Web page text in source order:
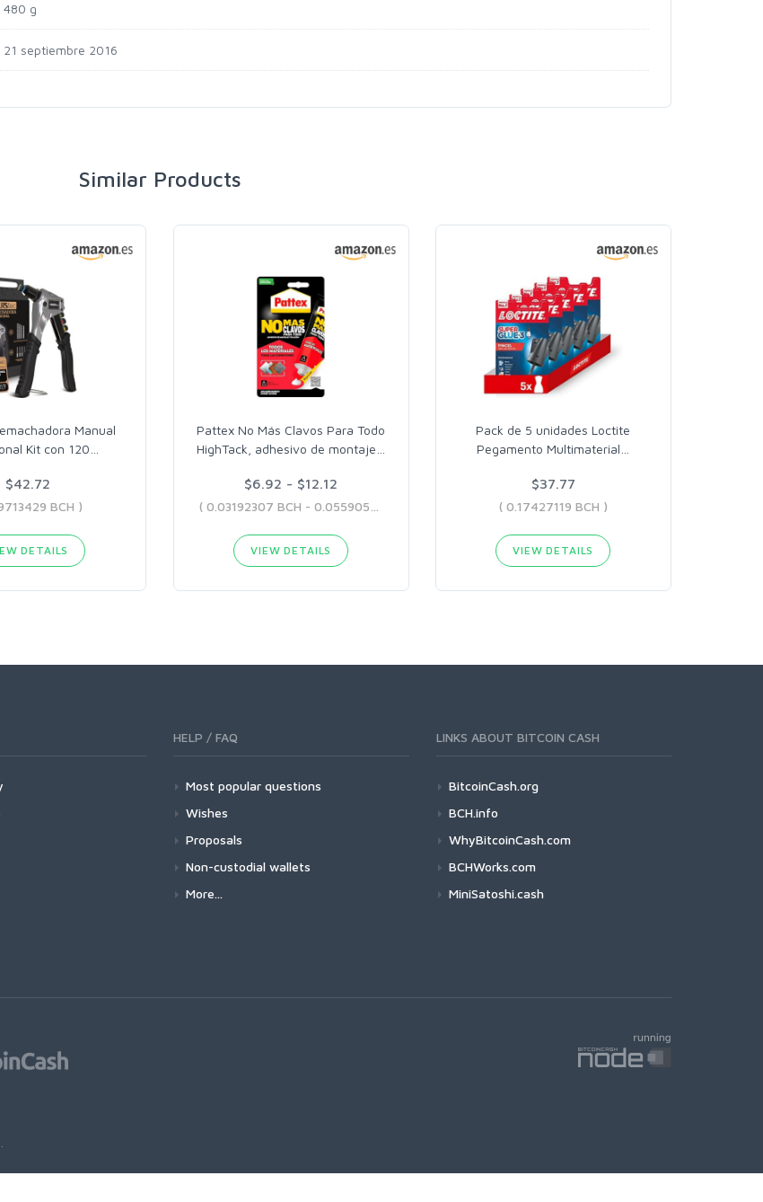
‎480 g
21 septiembre 2016
Similar Products
Manual
Kit con 120
$42.72
BCH )
DETAILS
Pattex No Más Clavos Para Todo
HighTack, adhesivo de montaje
$6.92 - $12.12
VIEW DETAILS
Pack de 5 unidades Loctite
Pegamento Multimaterial
$37.77
( 0.17427119 BCH )
VIEW DETAILS
HELP / FAQ
Most popular questions
Wishes
Proposals
Non-custodial wallets
More...
LINKS ABOUT BITCOIN CASH
BitcoinCash.org
BCH.info
WhyBitcoinCash.com
BCHWorks.com
MiniSatoshi.cash